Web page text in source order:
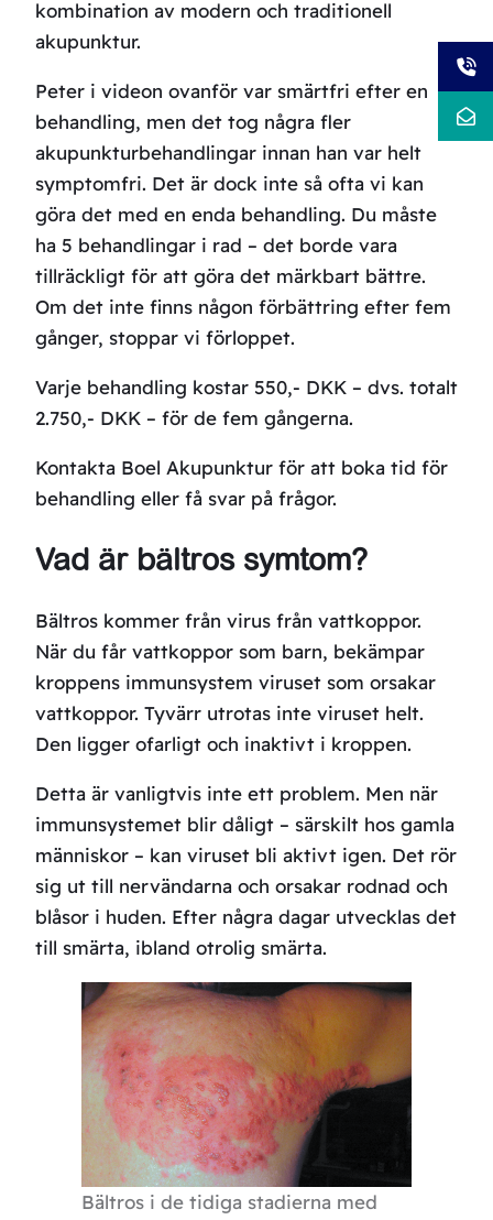
kombination av modern och traditionell
akupunktur.
Peter i videon ovanför var smärtfri efter en
behandling, men det tog några fler
akupunkturbehandlingar innan han var helt
symptomfri. Det är dock inte så ofta vi kan
göra det med en enda behandling. Du måste
ha 5 behandlingar i rad – det borde vara
tillräckligt för att göra det märkbart bättre.
Om det inte finns någon förbättring efter fem
gånger, stoppar vi förloppet.
Varje behandling kostar 550,- DKK – dvs. totalt
2.750,- DKK – för de fem gångerna.
Kontakta Boel Akupunktur för att boka tid för
behandling eller få svar på frågor.
Vad är bältros symtom?
Bältros kommer från virus från vattkoppor.
När du får vattkoppor som barn, bekämpar
kroppens immunsystem viruset som orsakar
vattkoppor. Tyvärr utrotas inte viruset helt.
Den ligger ofarligt och inaktivt i kroppen.
Detta är vanligtvis inte ett problem. Men när
immunsystemet blir dåligt – särskilt hos gamla
människor – kan viruset bli aktivt igen. Det rör
sig ut till nervändarna och orsakar rodnad och
blåsor i huden. Efter några dagar utvecklas det
till smärta, ibland otrolig smärta.
Bältros i de tidiga stadierna med